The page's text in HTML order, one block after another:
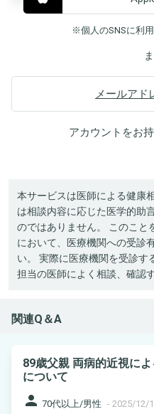
※個人のSNSに利
メールアド
アカウントをお
本サービスは医師による健康
は相談内容に応じた医学的助
のではありません。 このこと
において、医療機関への受診
い。 実際に医療機関を受診す
担当の医師によく相談、確認
関連Q＆A
89歳父親 両病的近視に
について
person 70代以上/男性 - 2025/12/